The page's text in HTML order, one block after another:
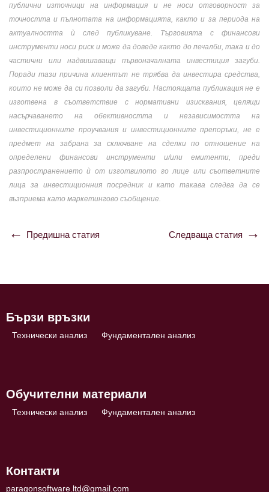
публични източници на информация и не носи отговорност за
точността и пълнотата на информацията, както и за периода на
актуалността ѝ след публикуване. Търговията с финансови
инструменти носи риск и може да доведе както до печалби, така и до
частични или надвишаващи първоначалната инвестиция загуби.
Поради тази причина клиентът не трябва да инвестира средства,
които не може да си позволи да загуби. Настоящата публикация не е
изготвена в съответствие с нормативни изисквания, целящи
насърчаването на обективността и независимостта на
инвестиционните проучвания и инвестиционните препоръки, не е
предмет на забрана за сключване на сделки по отношение на
определени финансови инструменти и/или емитенти, преди
разпространението ѝ от изготвилото го лице или съответните
лица за инвестиционния посредник и като такава следва да се
възприема като маркетингово съобщение.
Навигация
Предишна статия Следваща статия
Бързи връзки
Технически анализ Фундаментален анализ
Обучителни материали
Технически анализ Фундаментален анализ
Контакти
paragonsoftware.ltd@gmail.com